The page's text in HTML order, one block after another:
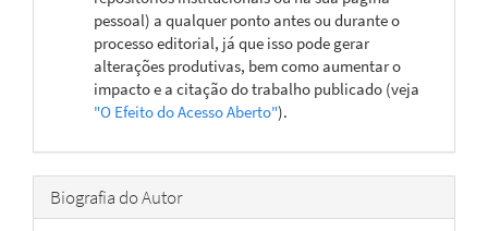
pessoal) a qualquer ponto antes ou durante o
processo editorial, já que isso pode gerar
alterações produtivas, bem como aumentar o
impacto e a citação do trabalho publicado (veja
"O Efeito do Acesso Aberto").
Biografia do Autor